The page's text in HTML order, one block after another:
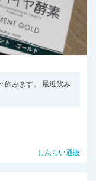
飲みます。 最近飲み
しんらい通販